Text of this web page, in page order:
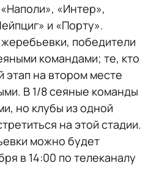
«Интер»,
и «Порту».
победители
командами; те, кто
этап на втором месте
В 1/8 сеяные команды
но клубы из одной
на этой стадии.
можно будет
в 14:00 по телеканалу